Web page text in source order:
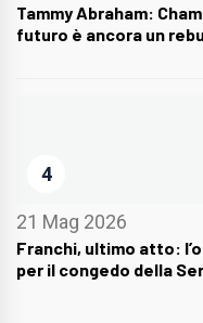
Tammy Abraham:
futuro è ancora un
4
21 Mag 2026
Franchi, ultimo atto:
per il congedo della